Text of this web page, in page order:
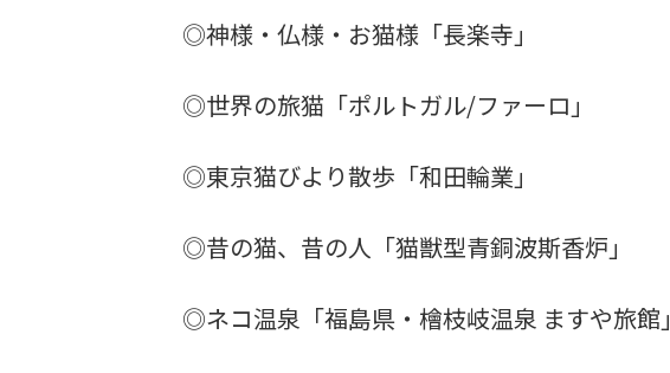
◎神様・仏様・お猫様「長楽寺」
◎世界の旅猫「ポルトガル/ファーロ」
◎東京猫びより散歩「和田輪業」
◎昔の猫、昔の人「猫獣型青銅波斯香炉」
◎ネコ温泉「福島県・檜枝岐温泉 ますや旅館」